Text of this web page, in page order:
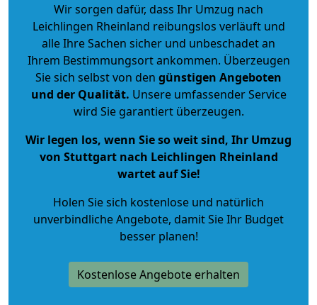
Wir sorgen dafür, dass Ihr Umzug nach
Leichlingen Rheinland reibungslos verläuft und
alle Ihre Sachen sicher und unbeschadet an
Ihrem Bestimmungsort ankommen. Überzeugen
Sie sich selbst von den günstigen Angeboten
und der Qualität. Unsere umfassender Service
wird Sie garantiert überzeugen.
Wir legen los, wenn Sie so weit sind, Ihr Umzug
von Stuttgart nach Leichlingen Rheinland
wartet auf Sie!
Holen Sie sich kostenlose und natürlich
unverbindliche Angebote, damit Sie Ihr Budget
besser planen!
Kostenlose Angebote erhalten